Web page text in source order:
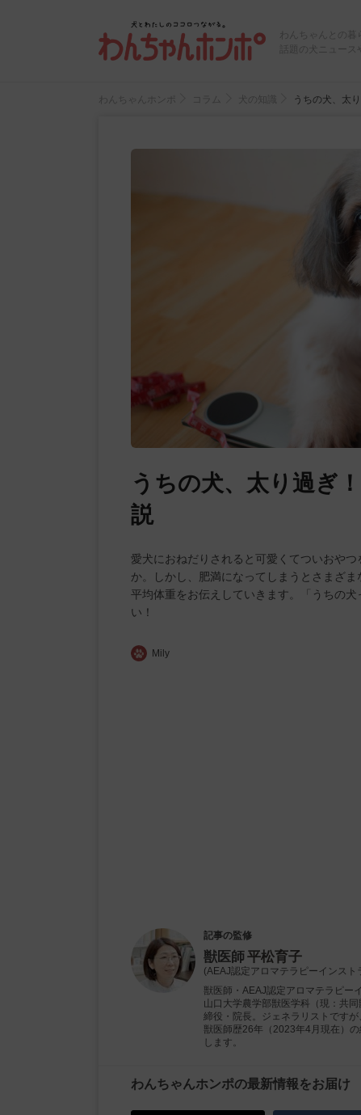
わんちゃんとの
話題の犬ニュー
わんちゃんホンポ コラム 犬の知識 うちの犬、太
うちの犬、太り過ぎ
説
愛犬におねだりされると可愛くてついおや
か。しかし、肥満になってしまうとさまざ
平均体重をお伝えしていきます。「うちの
い！
Mily
記事の監修
獣医師平松育子
(AEAJ認定アロマテラピーインス
獣医師・AEAJ認定アロマテラピー
山口大学農学部獣医学科（現：共
締役・院長。ジェネラリストですが
獣医師歴26年（2023年4月現在）
します。
わんちゃんホンポの最新情報をお届け